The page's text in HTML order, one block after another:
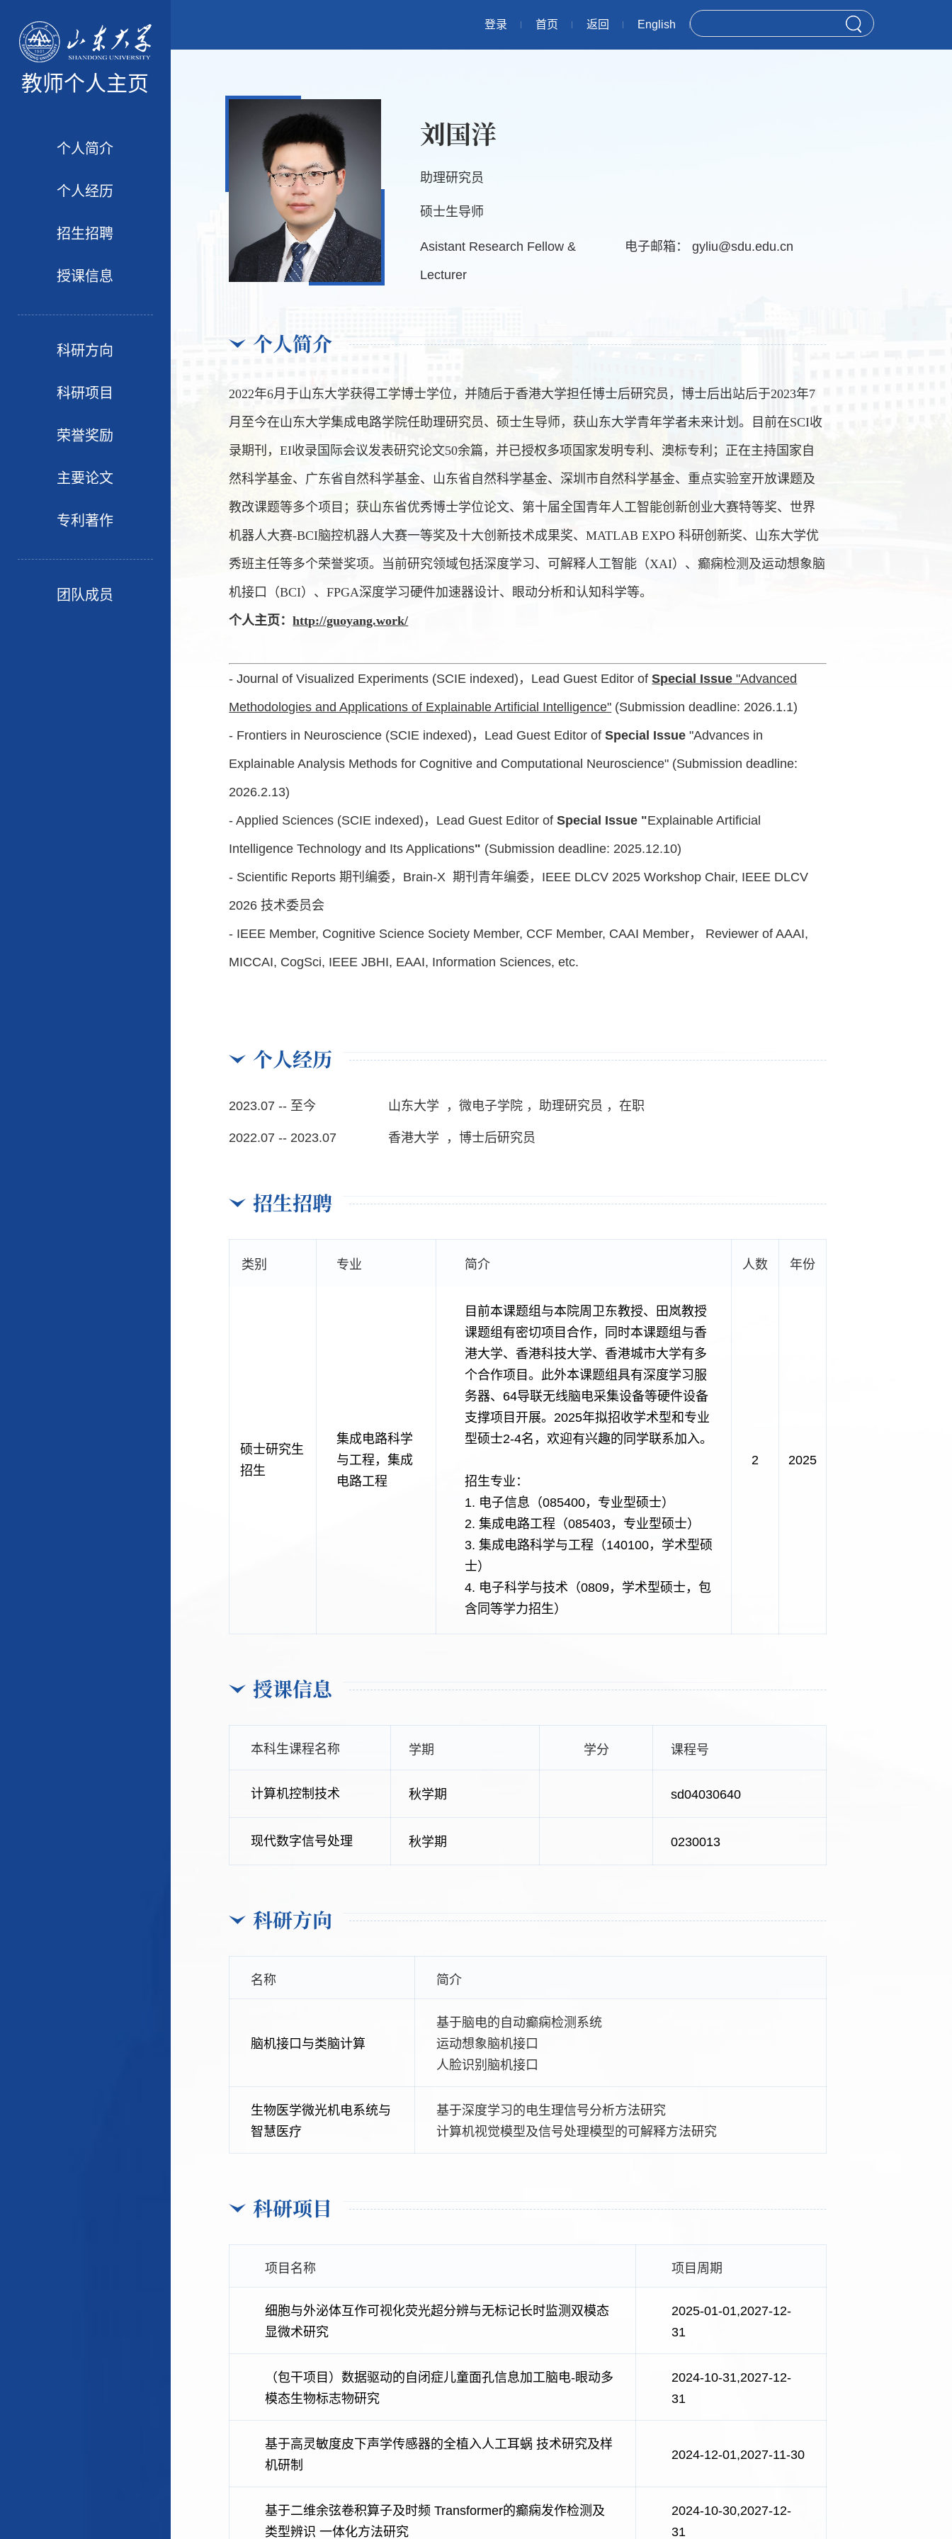
教师个人主页
个人简介
个人经历
招生招聘
授课信息
科研方向
科研项目
荣誉奖励
主要论文
专利著作
团队成员
登录 首页 返回 English
刘国洋
助理研究员
硕士生导师
Asistant Research Fellow &
Lecturer
电子邮箱：gyliu@sdu.edu.cn
个人简介
2022年6月于山东大学获得工学博士学位，并随后于香港大学担任博士后研究员，博士后出站后于2023年7
月至今在山东大学集成电路学院任助理研究员、硕士生导师，获山东大学青年学者未来计划。目前在SCI收
录期刊，EI收录国际会议发表研究论文50余篇，并已授权多项国家发明专利、澳标专利；正在主持国家自
然科学基金、广东省自然科学基金、山东省自然科学基金、深圳市自然科学基金、重点实验室开放课题及
教改课题等多个项目；获山东省优秀博士学位论文、第十届全国青年人工智能创新创业大赛特等奖、世界
机器人大赛-BCI脑控机器人大赛一等奖及十大创新技术成果奖、MATLAB EXPO 科研创新奖、山东大学优
秀班主任等多个荣誉奖项。当前研究领域包括深度学习、可解释人工智能（XAI）、癫痫检测及运动想象脑
机接口（BCI）、FPGA深度学习硬件加速器设计、眼动分析和认知科学等。
个人主页：http://guoyang.work/
- Journal of Visualized Experiments (SCIE indexed) ， Lead Guest Editor ofSpecial Issue "Advanced
Methodologies and Applications of Explainable Artificial Intelligence" (Submission deadline: 2026.1.1)
- Frontiers in Neuroscience (SCIE indexed) ， Lead Guest Editor ofSpecial Issue "Advances in
Explainable Analysis Methods for Cognitive and Computational Neuroscience" (Submission deadline:
2026.2.13)
- Applied Sciences (SCIE indexed) ，Lead Guest Editor ofSpecial Issue "Explainable Artificial
Intelligence Technology and Its Applications" (Submission deadline: 2025.12.10)
- Scientific Reports 期刊编委， Brain-X 期刊 青年编委， IEEE DLCV 2025 Workshop Chair, IEEE DLCV
2026 技术委员会
- IEEE Member, Cognitive Science Society Member, CCF Member, CAAI Member， Reviewer of AAAI,
MICCAI, CogSci, IEEE JBHI, EAAI, Information Sciences, etc.
个人经历
2023.07 -- 至今 山东大学 ，微电子学院 ，助理研究员 ，在职
2022.07 -- 2023.07 香港大学 ，博士后研究员
招生招聘
类别 专业 简介 人数 年份
硕士研究生
招生
集成电路科学
与工程，集成
电路工程
目前本课题组与本院周卫东教授、田岚教授
课题组有密切项目合作，同时本课题组与香
港大学、香港科技大学、香港城市大学有多
个合作项目。此外本课题组具有深度学习服
务器、64导联无线脑电采集设备等硬件设备
支撑项目开展。2025年拟招收学术型和专业
型硕士2-4名，欢迎有兴趣的同学联系加入。
招生专业：
1. 电子信息（085400，专业型硕士）
2. 集成电路工程（085403，专业型硕士）
3. 集成电路科学与工程（140100，学术型硕
士）
4. 电子科学与技术（0809，学术型硕士，包
含同等学力招生）
2 2025
授课信息
本科生课程名称 学期 学分 课程号
计算机控制技术 秋学期 sd04030640
现代数字信号处理 秋学期 0230013
科研方向
名称 简介
脑机接口与类脑计算
基于脑电的自动癫痫检测系统
运动想象脑机接口
人脸识别脑机接口
生物医学微光机电系统与
智慧医疗
基于深度学习的电生理信号分析方法研究
计算机视觉模型及信号处理模型的可解释方法研究
科研项目
项目名称 项目周期
细胞与外泌体互作可视化荧光超分辨与无标记长时监测双模态
显微术研究
2025-01-01,2027-12-
31
（包干项目）数据驱动的自闭症儿童面孔信息加工脑电-眼动多
模态生物标志物研究
2024-10-31,2027-12-
31
基于高灵敏度皮下声学传感器的全植入人工耳蜗 技术研究及样
机研制
2024-12-01,2027-11-30
基于二维余弦卷积算子及时频 Transformer的癫痫发作检测及
类型辨识 一体化方法研究
2024-10-30,2027-12-
31